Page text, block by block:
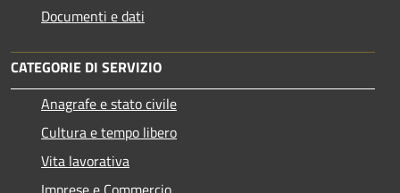
Documenti e dati
CATEGORIE DI SERVIZIO
Anagrafe e stato civile
Cultura e tempo libero
Vita lavorativa